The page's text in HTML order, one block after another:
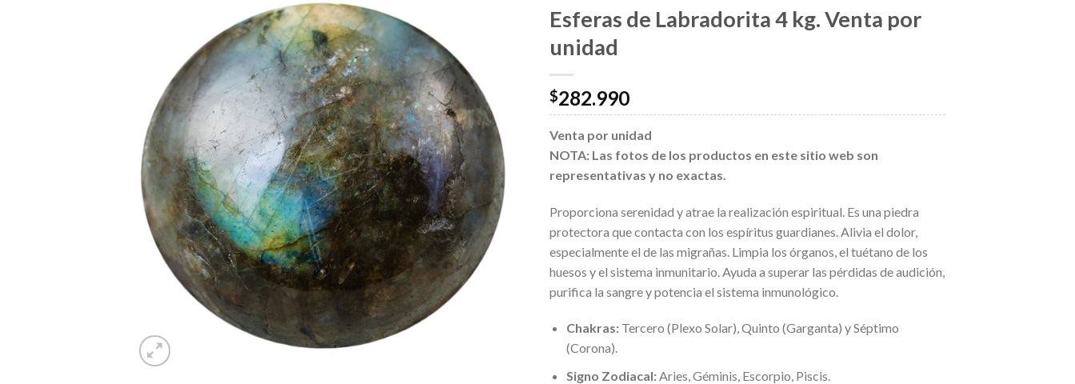
Esferas de Labradorita 4 kg. Venta por
unidad
$282.990
Venta por unidad
NOTA: Las fotos de los productos en este sitio web son
representativas y no exactas.
Proporciona serenidad y atrae la realización espiritual. Es una piedra
protectora que contacta con los espíritus guardianes. Alivia el dolor,
especialmente el de las migrañas. Limpia los órganos, el tuétano de los
huesos y el sistema inmunitario. Ayuda a superar las pérdidas de audición,
purifica la sangre y potencia el sistema inmunológico.
Chakras:Tercero (Plexo Solar), Quinto (Garganta) y Séptimo
(Corona).
Signo Zodiacal:Aries, Géminis, Escorpio, Piscis.